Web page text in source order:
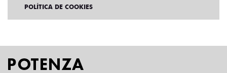
POLÍTICA DE COOKIES